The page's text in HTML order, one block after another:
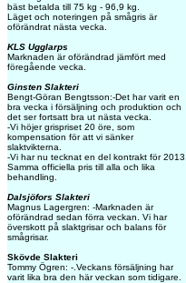
bäst betalda till 75 kg - 96,9 kg.
Läget och noteringen på smågris är
oförändrat nästa vecka.
KLS Ugglarps
Marknaden är oförändrad jämfört med
föregående vecka.
Ginsten Slakteri
Bengt-Göran Bengtsson:-Det har varit en
bra vecka i försäljning och produktion och
det ser fortsatt bra ut nästa vecka.
-Vi höjer grispriset 20 öre, som
kompensation för att vi sänker
slaktvikterna.
-Vi har nu tecknat en del kontrakt för 2013.
Samma officiella pris till alla och lika
behandling.
Dalsjöfors Slakteri
Magnus Lagergren: -Marknaden är
oförändrad sedan förra veckan. Vi har
överskott på slaktgrisar och balans för
smågrisar.
Skövde Slakteri
Tommy Ögren: -.Veckans försäljning har
varit lika bra den här veckan som tidigare.